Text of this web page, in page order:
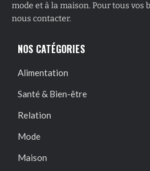
mode et à la maison. Pour tous vos
nous contacter.
NOS CATÉGORIES
Alimentation
Santé & Bien-être
Relation
Mode
Maison